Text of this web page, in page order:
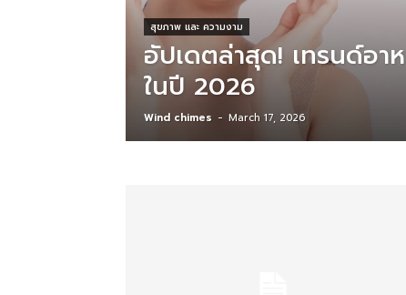
สุขภาพ และ ความงาม
อัปเดตล่าสุด! เทรนด์อาห
ในปี 2026
Wind chimes - March 17, 2026